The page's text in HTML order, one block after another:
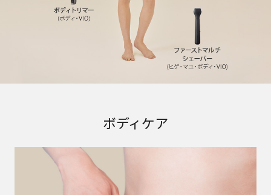
ボディケア